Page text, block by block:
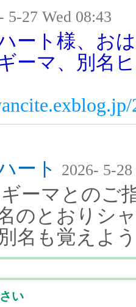
5-27 Wed 08:43
ート様、お
ーマ、別名
ート 2026- 5-
ーマとのご
のとおりシ
名も覚えよ
い